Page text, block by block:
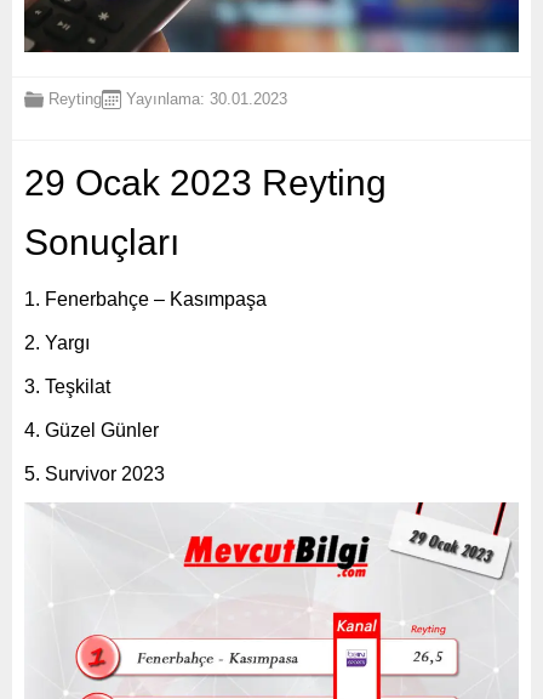
Reyting Yayınlama: 30.01.2023
29 Ocak 2023 Reyting
Sonuçları
Fenerbahçe – Kasımpaşa
Yargı
Teşkilat
Güzel Günler
Survivor 2023